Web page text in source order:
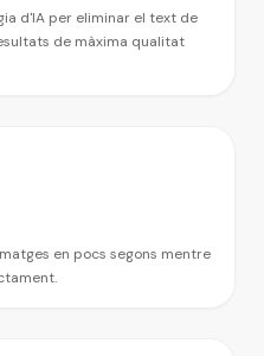
d'IA per eliminar el text de
de màxima qualitat
en pocs segons mentre